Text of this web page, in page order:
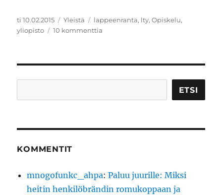
Julkaistu
ti 10.02.2015 Kategoriat
Yleistä Avainsanat
lappeenranta, lty,Opiskelu,
yliopisto
10 kommenttia
ETSI
KOMMENTIT
mnogofunkc_ahpa:Paluu juurille: Miksi
heitin henkilöbrändin romukoppaan ja